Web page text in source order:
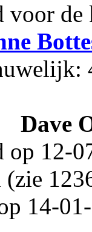
voor de
Dave
op 12-
(zie
14-